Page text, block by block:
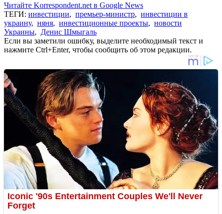
Читайте Korrespondent.net в Google News
ТЕГИ: инвестиции, премьер-министр, инвестиции в
украину, няня, инвестиционные проекты, новости
Украины, Денис Шмыгаль
Если вы заметили ошибку, выделите необходимый текст и
нажмите Ctrl+Enter, чтобы сообщить об этом редакции.